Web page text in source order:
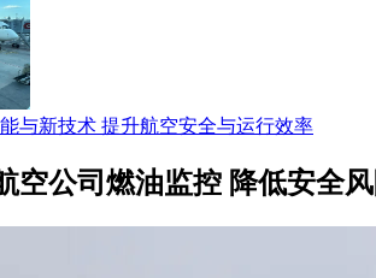
与新技术 提升航空安全与运行效率
空公司燃油监控 降低安全